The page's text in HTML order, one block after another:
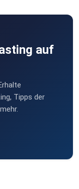
auf
Tipps der